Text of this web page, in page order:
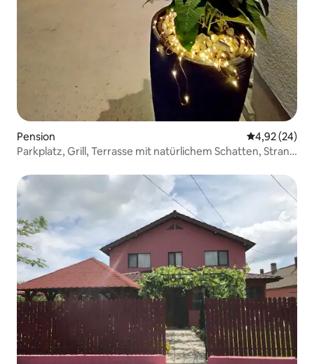
Pension
4,92 (24)
Parkplatz, Grill, Terrasse mit natürlichem Schatten, Strand